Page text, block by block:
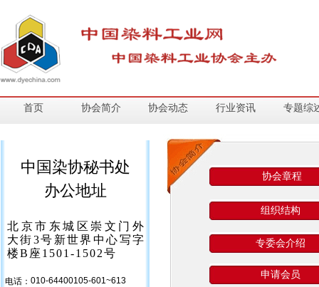
首页 协会简介 协会动态 行业资讯 专题综
中国染协秘书处
办公地址
010-64400105-601~613
北京市东城区崇文门外
大街3号新世界中心写字
楼B座1501-1502号
电话：
协会章程
联系我们
组织结构
申请会员
协会章程
申请会员
组织结构
专委会介绍